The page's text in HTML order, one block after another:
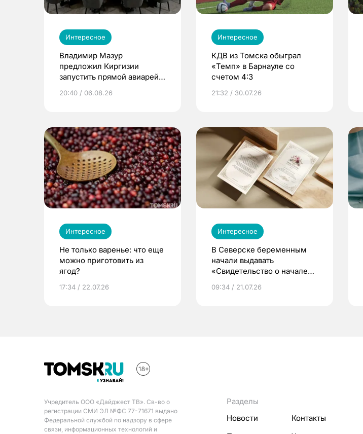
Интересное
Владимир Мазур
предложил Киргизии
запустить прямой авиарейс
20:40 / 06.08.26
Интересное
КДВ из Томска обыграл
«Темп» в Барнауле со
счетом 4:3
21:32 / 30.07.26
Интересное
Не только варенье: что еще
можно приготовить из
ягод?
17:34 / 22.07.26
Интересное
В Северске беременным
начали выдавать
«Свидетельство о начале
09:34 / 21.07.26
Учредитель ООО «Дайджест ТВ». Св-во о
регистрации СМИ ЭЛ №ФС 77-71671 выдано
Федеральной службой по надзору в сфере
связи, информационных технологий и
Разделы
Новости
Контакты